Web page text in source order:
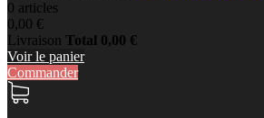
0 articles
0,00 €
Livraison Total 0,00 €
Voir le panier
Commander